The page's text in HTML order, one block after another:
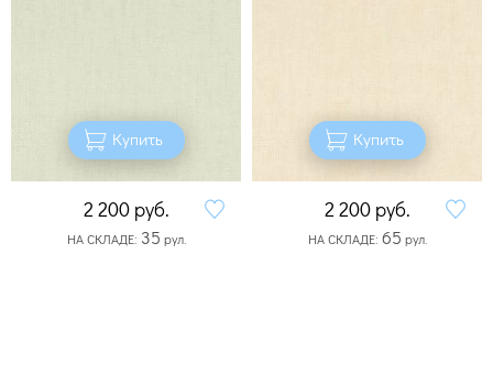
Купить
2 200 руб.
НА СКЛАДЕ: 35 рул.
Купить
2 200 руб.
НА СКЛАДЕ: 65 рул.